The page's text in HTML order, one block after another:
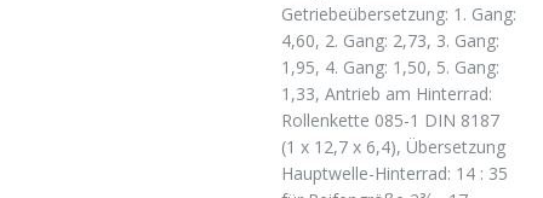
Getriebeübersetzung: 1. Gang:
4,60, 2. Gang: 2,73, 3. Gang:
1,95, 4. Gang: 1,50, 5. Gang:
1,33, Antrieb am Hinterrad:
Rollenkette 085-1 DIN 8187
(1 x 12,7 x 6,4), Übersetzung
Hauptwelle-Hinterrad: 14 : 35